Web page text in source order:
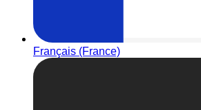
Français (France)